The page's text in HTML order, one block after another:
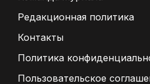
Редакционная политика
Контакты
Политика
Пользовательское